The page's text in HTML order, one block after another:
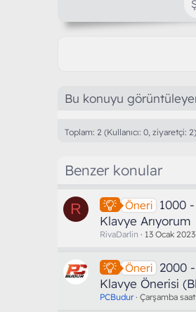
Bu konuyu
Toplam: 2 (Kullanıcı: 0, ziyaretçi: 2)
Benzer konular
R Öneri 1000
Klavye Arıyorum
RivaDarlin 13 Ocak 2023
Öneri 2000
Klavye Önerisi
PCBudur Çarşamba